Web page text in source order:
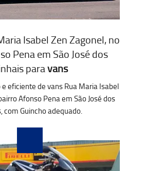
Isabel Zen Zagonel, no
Pena em São José dos
paravans
eficiente de vans Rua Maria Isabel
Afonso Pena em São José dos
com Guincho adequado.